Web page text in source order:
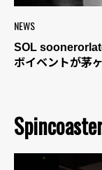
NEWS
SOL
ボイベントが茅